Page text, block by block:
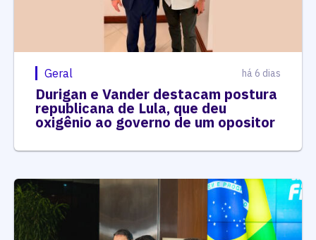
Geral há 6 dias
Durigan e Vander destacam postura
republicana de Lula, que deu
oxigênio ao governo de um opositor